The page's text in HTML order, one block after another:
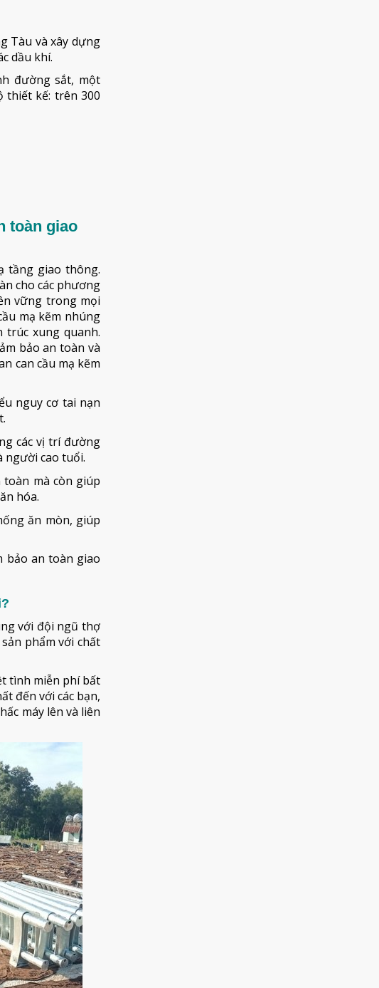
Tàu và xây dựng
dầu khí.
đường sắt, một
thiết kế: trên 300
toàn giao
tầng giao thông.
cho các phương
vững trong mọi
mạ kẽm nhúng
xung quanh.
bảo an toàn và
can cầu mạ kẽm
nguy cơ tai nạn
các vị trí đường
người cao tuổi.
mà còn giúp
hóa.
ăn mòn, giúp
bảo an toàn giao
với đội ngũ thợ
phẩm với chất
tình miễn phí bất
đến với các bạn,
máy lên và liên